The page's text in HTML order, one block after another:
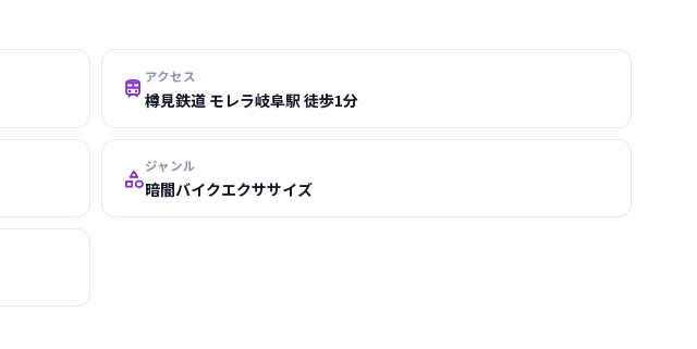
 アクセス
樽見鉄道 モレラ岐阜駅 徒歩1分
ジャンル
暗闇バイクエクササイズ